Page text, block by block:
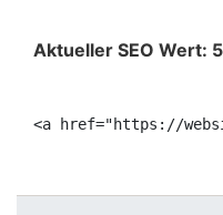
Aktueller SEO Wert:
<a href="https://